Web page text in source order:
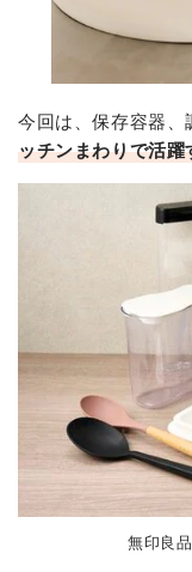
今回は、保存容器、
ッチンまわりで活
無印良